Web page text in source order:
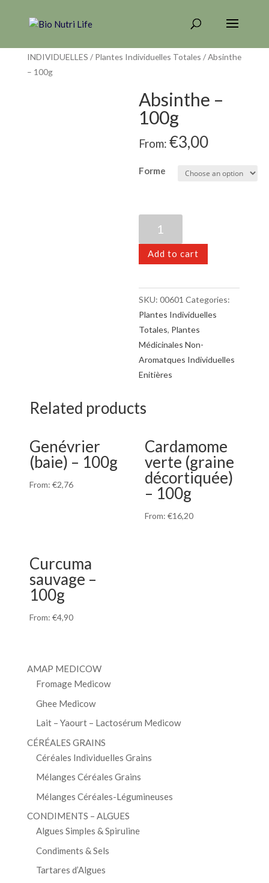
INDIVIDUELLES / Plantes Individuelles Totales / Absinthe
– 100g
Absinthe –
100g
From: €3,00
Forme
100g
quantity
Add to cart
SKU: 00601 Categories:
Plantes Individuelles
Totales, Plantes
Médicinales Non-
Aromatques Individuelles
Enitières
Related products
Genévrier
(baie) – 100g
From: €2,76
Cardamome
verte (graine
décortiquée)
– 100g
From: €16,20
Curcuma
sauvage –
100g
From: €4,90
AMAP MEDICOW
Fromage Medicow
Ghee Medicow
Lait – Yaourt – Lactosérum Medicow
CÉRÉALES GRAINS
Céréales Individuelles Grains
Mélanges Céréales Grains
Mélanges Céréales-Légumineuses
CONDIMENTS – ALGUES
Algues Simples & Spiruline
Condiments & Sels
Tartares d’Algues